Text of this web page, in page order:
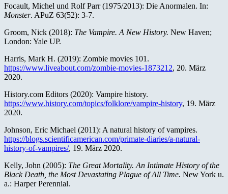
Focault, Michel und Rolf Parr (1975/2013): Die Anormalen. In:
Monster. APuZ 63(52): 3-7.
Groom, Nick (2018): The Vampire. A New History. New Haven;
London: Yale UP.
Harris, Mark H. (2019): Zombie movies 101.
https://www.liveabout.com/zombie-movies-1873212, 20. März
2020.
History.com Editors (2020): Vampire history.
https://www.history.com/topics/folklore/vampire-history, 19. März
2020.
Johnson, Eric Michael (2011): A natural history of vampires.
https://blogs.scientificamerican.com/primate-diaries/a-natural-
history-of-vampires/, 19. März 2020.
Kelly, John (2005): The Great Mortality. An Intimate History of the
Black Death, the Most Devastating Plague of All Time. New York u.
a.: Harper Perennial.